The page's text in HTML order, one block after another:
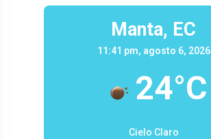
Manta, EC
11:41 pm, agosto 6, 2026
24°C
Cielo Claro